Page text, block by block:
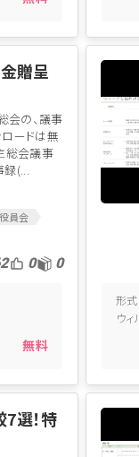
贈呈
会の、議事
ードは無
総会議事
録(...
役員会
会議事録
0 0
無料
形式
ウィ
7選！特